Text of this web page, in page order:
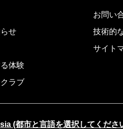
せ
体験
ラブ
お問い
技術的
サイト
(都市と言語を選択してくださ